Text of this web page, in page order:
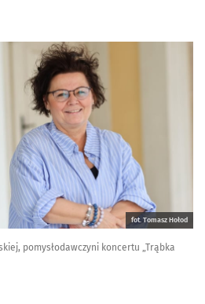
fot. Tomasz Hołod
pomysłodawczyni koncertu „Trąbka